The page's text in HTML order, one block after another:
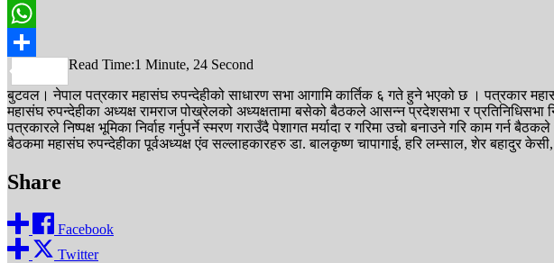
Messenger
WhatsApp
Share
Read Time:1 Minute, 24 Second
बुटवल। नेपाल पत्रकार महासंघ रुपन्देहीको साधारण सभा आगामि कार्तिक ६ गते हुने भएको छ । पत्रकार
महासंघ रुपन्देहीका अध्यक्ष रामराज पोख्रेलको अध्यक्षतामा बसेको बैठकले आसन्न प्रदेशसभा र प्रतिनिधिसभा
पत्रकारले निष्पक्ष भूमिका निर्वाह गर्नुपर्ने स्मरण गराउँदै पेशागत मर्यादा र गरिमा उचो बनाउने गरि काम गर्न
बैठकमा महासंघ रुपन्देहीका पूर्वअध्यक्ष एंव सल्लाहकारहरु डा. बालकृष्ण चापागाई, हरि लम्साल, शेर बहादुर
Share
Facebook
Twitter